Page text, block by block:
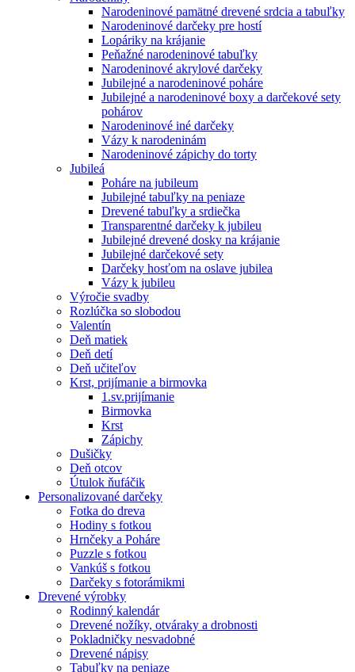
Narodeninové pamätné drevené srdcia a tabuľky
Narodeninové darčeky pre hostí
Lopáriky na krájanie
Peňažné narodeninové tabuľky
Narodeninové akrylové darčeky
Jubilejné a narodeninové poháre
Jubilejné a narodeninové boxy a darčekové sety
pohárov
Narodeninové iné darčeky
Vázy k narodeninám
Narodeninové zápichy do torty
Jubileá
Poháre na jubileum
Jubilejné tabuľky na peniaze
Drevené tabuľky a srdiečka
Transparentné darčeky k jubileu
Jubilejné drevené dosky na krájanie
Jubilejné darčekové sety
Darčeky hosťom na oslave jubilea
Vázy k jubileu
Výročie svadby
Rozlúčka so slobodou
Valentín
Deň matiek
Deň detí
Deň učiteľov
Krst, prijímanie a birmovka
1.sv.prijímanie
Birmovka
Krst
Zápichy
Dušičky
Deň otcov
Útulok ňufáčik
Personalizované darčeky
Fotka do dreva
Hodiny s fotkou
Hrnčeky a Poháre
Puzzle s fotkou
Vankúš s fotkou
Darčeky s fotorámikmi
Drevené výrobky
Rodinný kalendár
Drevené nožíky, otváraky a drobnosti
Pokladničky nesvadobné
Drevené nápisy
Tabuľky na peniaze